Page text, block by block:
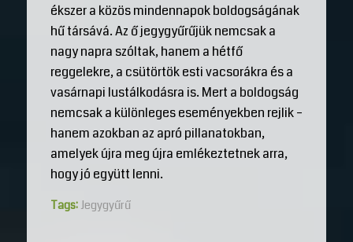
ékszer a közös mindennapok boldogságának
hű társává. Az ő jegygyűrűjük nemcsak a
nagy napra szóltak, hanem a hétfő
reggelekre, a csütörtök esti vacsorákra és a
vasárnapi lustálkodásra is. Mert a boldogság
nemcsak a különleges eseményekben rejlik –
hanem azokban az apró pillanatokban,
amelyek újra meg újra emlékeztetnek arra,
hogy jó együtt lenni.
Tags: Jegygyűrű